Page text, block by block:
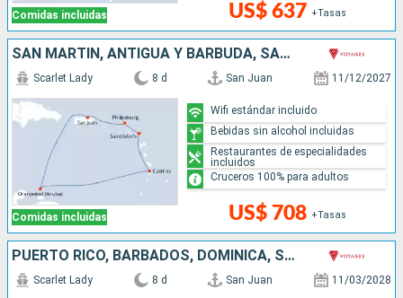
Comidas incluidas US$ 637 +Tasas
SAN MARTÍN, ANTIGUA Y BARBUDA, SANTA LUCIA, ARUBA, PUERTO RICO
Comidas incluidas
Scarlet Lady 8 d San Juan 11/12/2027
US$ 708 +Tasas
Wifi estándar incluido
Bebidas sin alcohol incluidas
Restaurantes de especialidades
incluidos
Cruceros 100% para adultos
PUERTO RICO, BARBADOS, DOMINICA, SAN MARTÍN
Scarlet Lady 8 d San Juan 11/03/2028